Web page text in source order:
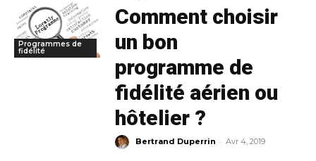
Programmes de
fidélité
Comment choisir
un bon
programme de
fidélité aérien ou
hôtelier ?
Bertrand Duperrin - Avr 4, 2019